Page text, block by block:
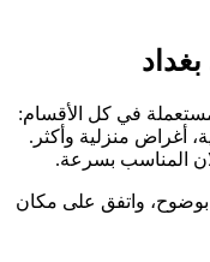
في كل الأقسام:
أغراض منزلية وأكثر.
المناسب بسرعة.
بوضوح، واتفق على مكان